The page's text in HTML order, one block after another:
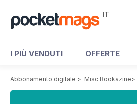
IT
I PIÙ VENDUTI OFFERTE
Abbonamento digitale > Misc Bookazine>